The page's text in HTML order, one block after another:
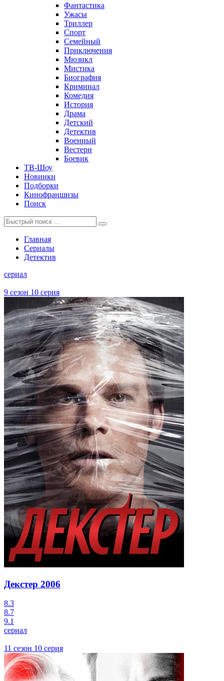
Фантастика
Ужасы
Триллер
Спорт
Семейный
Приключения
Мюзикл
Мистика
Биография
Криминал
Комедия
История
Драма
Детский
Детектив
Военный
Вестерн
Боевик
ТВ-Шоу
Новинки
Подборки
Кинофраншизы
Поиск
Главная
Сериалы
Детектив
сериал
9 сезон 10 серия
Декстер 2006
8.3
8.7
9.1
сериал
11 сезон 10 серия